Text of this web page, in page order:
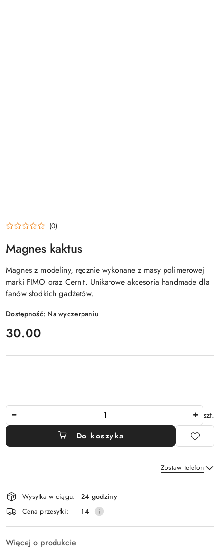
(0)
Magnes kaktus
Magnes z modeliny, ręcznie wykonane z masy polimerowej
marki FIMO oraz Cernit. Unikatowe akcesoria handmade dla
fanów słodkich gadżetów.
Dostępność: Na wyczerpaniu
cena:
30.00
szt.
Do koszyka
Zostaw telefon
Wyślij
Dostępność
i
dostawa
Wysyłka w ciągu:
24 godziny
Cena przesyłki:
14
Więcej o produkcie